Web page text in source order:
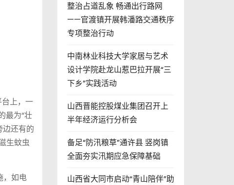
上，一
最为“壮
边还有的
生蚊虫
，如电
整治占道乱象 畅通出行路网
——官渡镇开展韩潘路交通秩序
专项整治行动
中南林业科技大学家居与艺术
设计学院赴龙山惹巴拉开展“三
下乡”实践活动
山西晋能控股煤业集团召开上
半年经济运行分析会
备足“防汛粮草”通许县 竖岗镇
全面夯实汛期应急保障基础
山西省大同市启动“青山陪伴”助